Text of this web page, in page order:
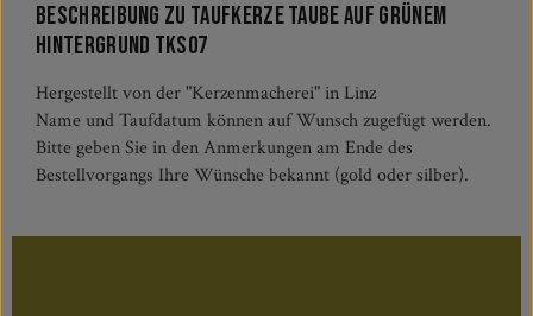
Beschreibung zu Taufkerze Taube auf grünem
Hintergrund TKS07
Hergestellt von der "Kerzenmacherei" in Linz
Name und Taufdatum können auf Wunsch zugefügt werden.
Bitte geben Sie in den Anmerkungen am Ende des
Bestellvorgangs Ihre Wünsche bekannt (gold oder silber).